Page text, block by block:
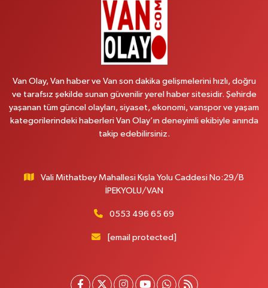
Yol Tarifi Al
0 (530) 442 24 65 Yol Tarifi Al
Engin Eczanesi
Beyazıt Mahallesi, Zeylan Caddesi No:46 A Erciş Van
Muhammed Eczanesi
Mahmudiye Mahallesi, Atatürk Caddesi No:29 D Özalp Van
Yol Tarifi Al
0 (501) 155 62 65 Yol Tarifi Al
Van Olay, Van haber ve Van son dakika gelişmelerini hızlı, doğru
ve tarafsız şekilde sunan güvenilir yerel haber sitesidir. Şehirde
yaşanan tüm güncel olayları, siyaset, ekonomi, vanspor ve yaşam
kategorilerindeki haberleri Van Olay’ın deneyimli ekibiyle anında
takip edebilirsiniz.
Vali Mithatbey Mahallesi Kışla Yolu Caddesi No:29/B
İPEKYOLU/VAN
0553 496 65 69
[email protected]